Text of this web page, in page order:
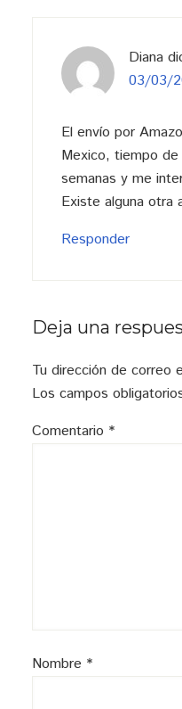
Diana
03/03/
El envío por
Mexico, tiempo
semanas y me
Existe alguna otra
Responder
Deja una
Tu dirección de correo
Los campos
Comentario *
Nombre *